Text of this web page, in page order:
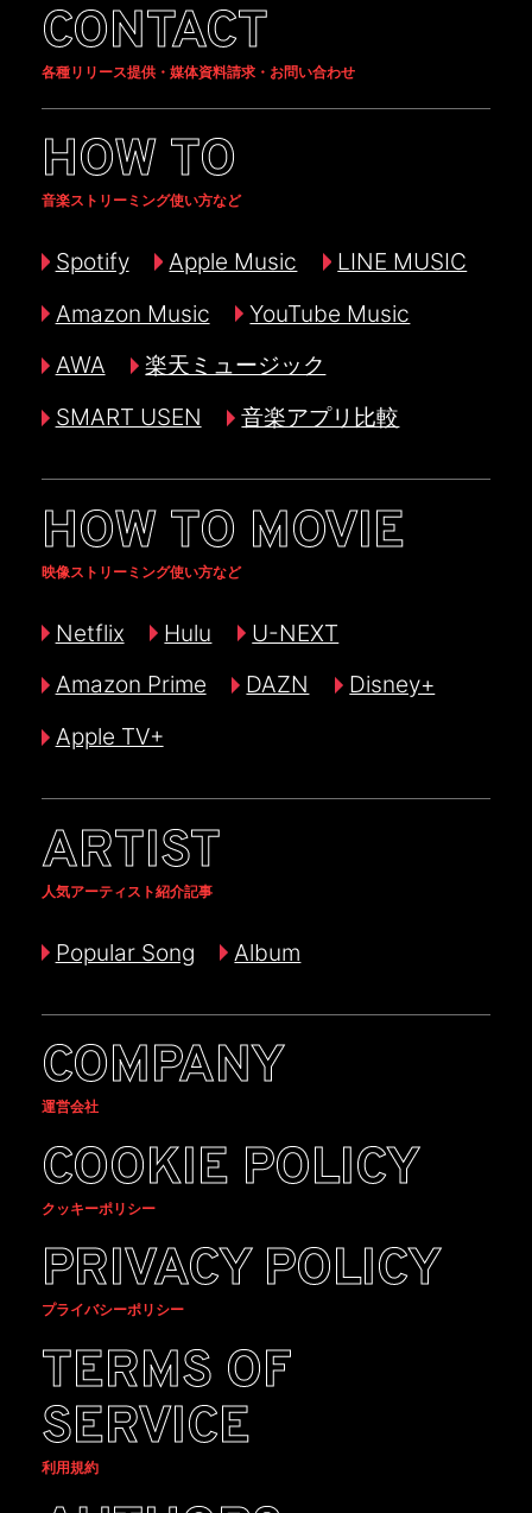
CONTACT
各種リリース提供・媒体資料請求・お問い合わせ
HOW TO
音楽ストリーミング使い方など
Spotify Apple Music
LINE MUSIC
Amazon Music
YouTube Music
AWA
楽天ミュージック
SMART USEN
音楽アプリ比較
HOW TO MOVIE
映像ストリーミング使い方など
Netflix Hulu
U-NEXT
Amazon Prime
DAZN
Disney+
Apple TV+
ARTIST
人気アーティスト紹介記事
Popular Song Album
COMPANY
運営会社
COOKIE POLICY
クッキーポリシー
PRIVACY POLICY
プライバシーポリシー
TERMS OF
SERVICE
利用規約